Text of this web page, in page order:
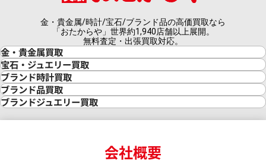
金・貴金属/時計/宝石/ブランド品の高価買取なら
「おたからや」世界約1,940店舗以上展開。
無料査定・出張買取対応。
金・貴金属買取
金買取
金の相場価格情報
金の参考買取価格一覧
インゴット買取
インゴットの相場価格情報
24金買取
宝石・ジュエリー買取
宝石・ジュエリー買取
ダイヤモンド買取
ダイヤモンド・宝石の参考価格一覧
リング・結婚指輪買取
エメラルド買取
ブランド時計買取
時計買取
ロレックス買取
ロレックス デイトナ買取
ロレックス サブマリーナー買取
ロレックス エクスプローラー買取
ロレックス デイトジャスト買取
ブランド品買取
ブランド買取
ブランドジュエリー買取
ヴァンクリーフ＆アーペル買取会社概要